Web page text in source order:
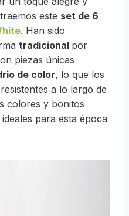
este set de 6
. Han sido
tradicional por
piezas únicas
de color, lo que los
a lo largo de
colores y bonitos
para esta época